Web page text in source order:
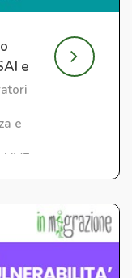
e
e